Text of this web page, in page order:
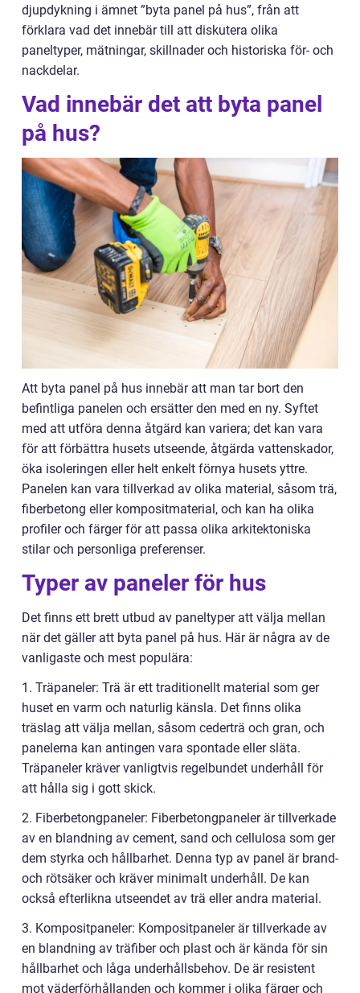
djupdykning i ämnet ”byta panel på hus”, från att
förklara vad det innebär till att diskutera olika
paneltyper, mätningar, skillnader och historiska för- och
nackdelar.
Vad innebär det att byta panel
på hus?
Att byta panel på hus innebär att man tar bort den
befintliga panelen och ersätter den med en ny. Syftet
med att utföra denna åtgärd kan variera; det kan vara
för att förbättra husets utseende, åtgärda vattenskador,
öka isoleringen eller helt enkelt förnya husets yttre.
Panelen kan vara tillverkad av olika material, såsom trä,
fiberbetong eller kompositmaterial, och kan ha olika
profiler och färger för att passa olika arkitektoniska
stilar och personliga preferenser.
Typer av paneler för hus
Det finns ett brett utbud av paneltyper att välja mellan
när det gäller att byta panel på hus. Här är några av de
vanligaste och mest populära:
1. Träpaneler: Trä är ett traditionellt material som ger
huset en varm och naturlig känsla. Det finns olika
träslag att välja mellan, såsom cederträ och gran, och
panelerna kan antingen vara spontade eller släta.
Träpaneler kräver vanligtvis regelbundet underhåll för
att hålla sig i gott skick.
2. Fiberbetongpaneler: Fiberbetongpaneler är tillverkade
av en blandning av cement, sand och cellulosa som ger
dem styrka och hållbarhet. Denna typ av panel är brand-
och rötsäker och kräver minimalt underhåll. De kan
också efterlikna utseendet av trä eller andra material.
3. Kompositpaneler: Kompositpaneler är tillverkade av
en blandning av träfiber och plast och är kända för sin
hållbarhet och låga underhållsbehov. De är resistent
mot väderförhållanden och kommer i olika färger och